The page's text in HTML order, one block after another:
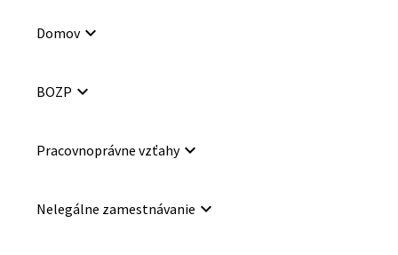
Domovkeyboard_arrow_down
BOZP keyboard_arrow_down
Pracovnoprávne vzťahykeyboard_arrow_down
Nelegálne zamestnávanie keyboard_arrow_down